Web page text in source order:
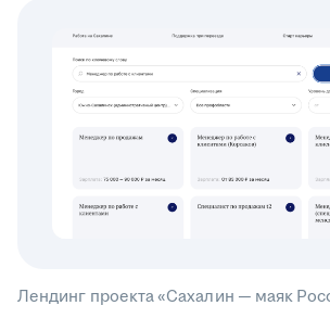
Лендинг проекта «Сахалин — маяк